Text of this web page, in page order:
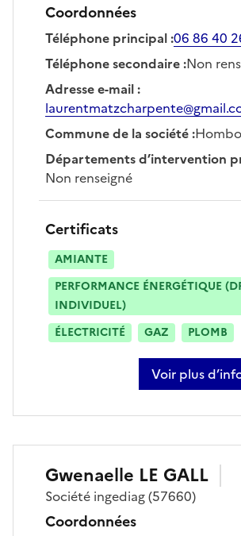
Coordonnées
Téléphone principal:06 86 40
Téléphone secondaire:Non
Adresse e-mail:
Commune de la société:
Départements d’intervention
Non renseigné
Certificats
AMIANTE
PERFORMANCE ÉNERGÉTIQUE
INDIVIDUEL)
ÉLECTRICITÉ
GAZ PLOMB
Voir plus
sur laurent
Gwenaelle LE GALL
Société ingediag(57660)
Coordonnées